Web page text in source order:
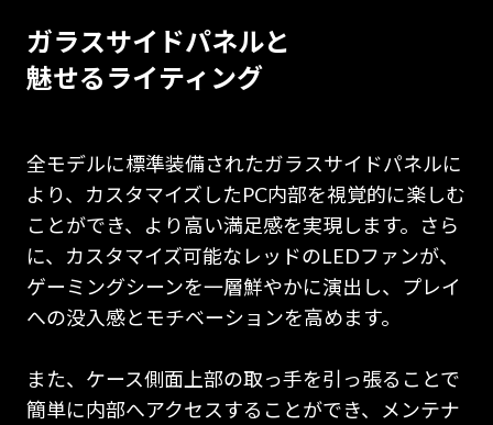
ガラスサイドパネルと
魅せるライティング
全モデルに標準装備されたガラスサイドパネルに
より、カスタマイズしたPC内部を視覚的に楽しむ
ことができ、より高い満足感を実現します。さら
に、カスタマイズ可能なレッドのLEDファンが、
ゲーミングシーンを一層鮮やかに演出し、プレイ
への没入感とモチベーションを高めます。
また、ケース側面上部の取っ手を引っ張ることで
簡単に内部へアクセスすることができ、メンテナ